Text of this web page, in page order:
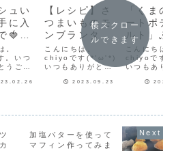
ュい
に入
🍓冷
クッ
消費
ごタ
。
。いつ
うござ
ウスの
ー生地
タルト
【レシピ】さ
つまいものモ
ンブランタル
ト♡しっとり
濃厚なさつま
いもモンブラ
ンクリーム♡
こんにちは。
chiyoです(*'ω'*)
いつもありがとう
つまいもの裏ごし
さつまいものモン
ブランタルトさっ
2023.09.23
「くま
ートポテ
ルト」ふ
と甘いス
トポテト
クサクク
ー♡さつ
こんにちは
chiyoです
いつもあり
さつまいも
いいスイー
トにしよう
娘が学校か
横スクロー
ルできます
加塩バターを使って
マフィン作ってみま